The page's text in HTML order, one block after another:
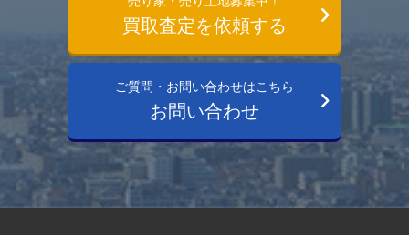
買取査定を依頼する
ご質問・お問い合わせはこちら
お問い合わせ